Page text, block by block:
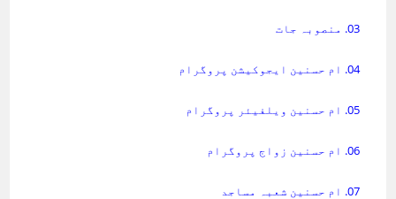
03. منصوبہ جات
04. ام حسنین ایجوکیشن پروگرام
05. ام حسنین ویلفیئر پروگرام
06. ام حسنین زواج پروگرام
07. ام حسنین شعبہ مساجد